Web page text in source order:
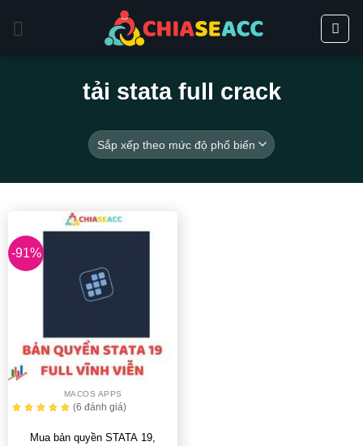
tải stata full crack
-91%
MACOS APPS
(6 đánh giá)
Mua bản quyền STATA 19,